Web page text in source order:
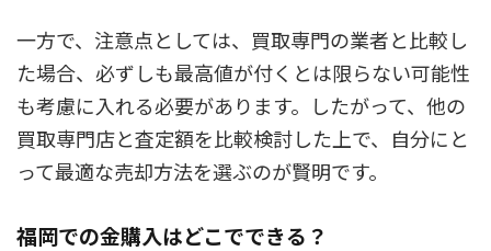
一方で、注意点としては、買取専門の業者と比較し
た場合、必ずしも最高値が付くとは限らない可能性
も考慮に入れる必要があります。したがって、他の
買取専門店と査定額を比較検討した上で、自分にと
って最適な売却方法を選ぶのが賢明です。
福岡での金購入はどこでできる？